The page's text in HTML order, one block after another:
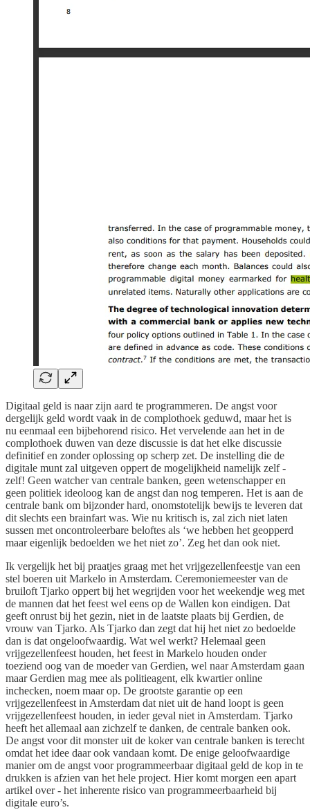
Digitaal geld is naar zijn aard te programmeren. De angst voor
dergelijk geld wordt vaak in de complothoek geduwd, maar het is
nu eenmaal een bijbehorend risico. Het vervelende aan het in de
complothoek duwen van deze discussie is dat het elke discussie
definitief en zonder oplossing op scherp zet. De instelling die de
digitale munt zal uitgeven oppert de mogelijkheid namelijk zelf -
zelf! Geen watcher van centrale banken, geen wetenschapper en
geen politiek ideoloog kan de angst dan nog temperen. Het is aan de
centrale bank om bijzonder hard, onomstotelijk bewijs te leveren dat
dit slechts een brainfart was. Wie nu kritisch is, zal zich niet laten
sussen met oncontroleerbare beloftes als ‘we hebben het geopperd
maar eigenlijk bedoelden we het niet zo’. Zeg het dan ook niet.
Ik vergelijk het bij praatjes graag met het vrijgezellenfeestje van een
stel boeren uit Markelo in Amsterdam. Ceremoniemeester van de
bruiloft Tjarko oppert bij het wegrijden voor het weekendje weg met
de mannen dat het feest wel eens op de Wallen kon eindigen. Dat
geeft onrust bij het gezin, niet in de laatste plaats bij Gerdien, de
vrouw van Tjarko. Als Tjarko dan zegt dat hij het niet zo bedoelde
dan is dat ongeloofwaardig. Wat wel werkt? Helemaal geen
vrijgezellenfeest houden, het feest in Markelo houden onder
toeziend oog van de moeder van Gerdien, wel naar Amsterdam gaan
maar Gerdien mag mee als politieagent, elk kwartier online
inchecken, noem maar op. De grootste garantie op een
vrijgezellenfeest in Amsterdam dat niet uit de hand loopt is geen
vrijgezellenfeest houden, in ieder geval niet in Amsterdam. Tjarko
heeft het allemaal aan zichzelf te danken, de centrale banken ook.
De angst voor dit monster uit de koker van centrale banken is terecht
omdat het idee daar ook vandaan komt. De enige geloofwaardige
manier om de angst voor programmeerbaar digitaal geld de kop in te
drukken is afzien van het hele project. Hier komt morgen een apart
artikel over - het inherente risico van programmeerbaarheid bij
digitale euro’s.